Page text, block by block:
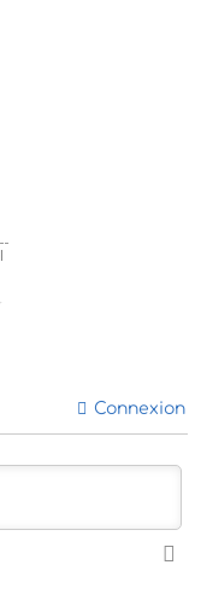
Connexion